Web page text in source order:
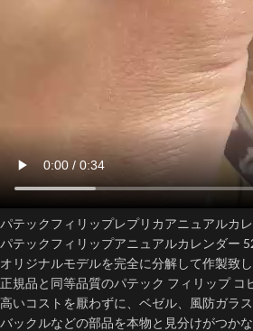
パテックフィリップレプリカアニュアルカ
パテックフィリップアニュアルカレンダー
オリジナルモデルを完全に分解して作製致し
正規品と同等品質のパテック フィリップ コ
高いコストを厭わずに、ベゼル、風防ガラ
バックルなどの部品を本物と見分けがつか